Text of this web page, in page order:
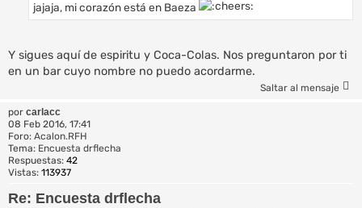
jajaja, mi corazón está en Baeza
Y sigues aquí de espiritu y Coca-Colas. Nos preguntaron por ti
en un bar cuyo nombre no puedo acordarme.
Saltar al mensaje
por carlacc
08 Feb 2016, 17:41
Foro: Acalon.RFH
Tema: Encuesta drflecha
Respuestas: 42
Vistas: 113937
Re: Encuesta drflecha